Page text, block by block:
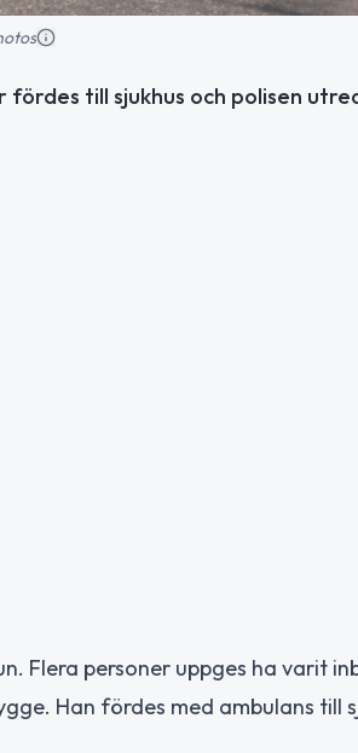
fördes till sjukhus och polisen
Flera personer uppges ha varit
Han fördes med ambulans till